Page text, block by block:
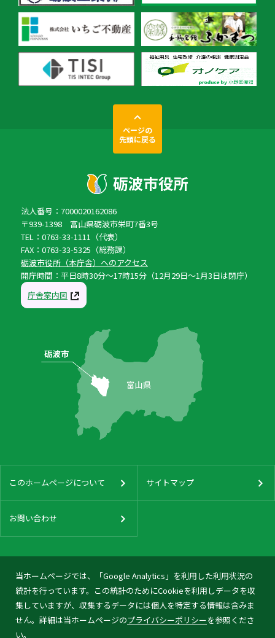
当ホームページでは、「Google Analytics」を利用した利用状況の
統計を行っています。この統計のためにCookieを利用しデータを収
集していますが、収集するデータには個人を特定する情報は含みま
せん。詳細は当ホームページのプライバシーポリシーを参照くださ
い。
ページの
先頭に戻る
法人番号：7000020162086
〒939-1398 富山県砺波市栄町7番3号
TEL：0763-33-1111（代表）
FAX：0763-33-5325（総務課）
砺波市役所（本庁舎）へのアクセス
開庁時間：平日8時30分〜17時15分（12月29日〜1月3日は閉庁）
庁舎案内図
このホームページについて サイトマップ
お問い合わせ